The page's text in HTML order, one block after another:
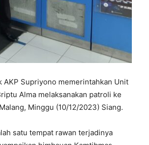
AKP Supriyono memerintahkan Unit
Alma melaksanakan patroli ke
Minggu (10/12/2023) Siang.
satu tempat rawan terjadinya